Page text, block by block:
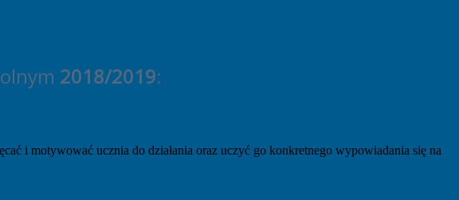
2018/2019:
i motywować ucznia do działania oraz uczyć go konkretnego wypowiadania się na